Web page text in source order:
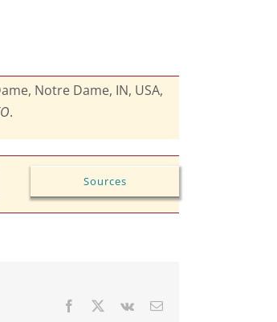
Notre Dame, IN, USA,
.
Sources
Facebook Vk Email